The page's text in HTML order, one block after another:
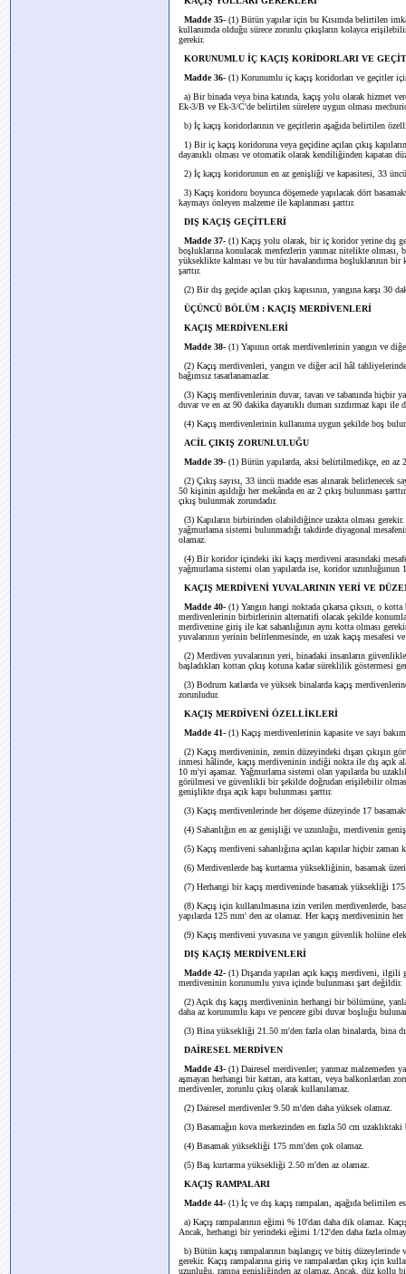
Madde 35- (1) Bütün yapılar için bu Kısımda belirtilen
kullanımda olduğu sürece zorunlu çıkışların kolayca
gerekir.
KORUNUMLU İÇ KAÇIŞ KORİDORLARI VE
Madde 36- (1) Korunumlu iç kaçış koridorları ve geçitler
a) Bir binada veya bina katında, kaçış yolu olarak hizmet
Ek-3/B ve Ek-3/C'de belirtilen sürelere uygun olması
b) İç kaçış koridorlarının ve geçitlerin aşağıda belirtilen
1) Bir iç kaçış koridoruna veya geçidine açılan çıkış
dayanıklı olması ve otomatik olarak kendiliğinden kapatan
2) İç kaçış koridorunun en az genişliği ve kapasitesi, 33
3) Kaçış koridoru boyunca döşemede yapılacak dört
kaymayı önleyen malzeme ile kaplanması şarttır.
DIŞ KAÇIŞ GEÇİTLERİ
Madde 37- (1) Kaçış yolu olarak, bir iç koridor yerine dış
boşluklarına konulacak menfezlerin yanmaz nitelikte olması,
yükseklikte kalması ve bu tür havalandırma boşluklarının
şarttır.
(2) Bir dış geçide açılan çıkış kapısının, yangına karşı 30
ÜÇÜNCÜ BÖLÜM : KAÇIŞ MERDİVENLERİ
KAÇIŞ MERDİVENLERİ
Madde 38- (1) Yapının ortak merdivenlerinin yangın ve
(2) Kaçış merdivenleri, yangın ve diğer acil hâl
bağımsız tasarlanamazlar.
(3) Kaçış merdivenlerinin duvar, tavan ve tabanında hiçbir
duvar ve en az 90 dakika dayanıklı duman sızdırmaz kapı ile
(4) Kaçış merdivenlerinin kullanıma uygun şekilde boş
ACİL ÇIKIŞ ZORUNLULUĞU
Madde 39- (1) Bütün yapılarda, aksi belirtilmedikçe, en az
(2) Çıkış sayısı, 33 üncü madde esas alınarak
50 kişinin aşıldığı her mekânda en az 2 çıkış bulunması
çıkış bulunmak zorundadır.
(3) Kapıların birbirinden olabildiğince uzakta olması
yağmurlama sistemi bulunmadığı takdirde diyagonal
olamaz.
(4) Bir koridor içindeki iki kaçış merdiveni arasındaki
yağmurlama sistemi olan yapılarda ise, koridor uzunluğunun
KAÇIŞ MERDİVENİ YUVALARININ YERİ VE
Madde 40- (1) Yangın hangi noktada çıkarsa çıksın, o kotta
merdivenlerinin birbirlerinin alternatifi olacak şekilde
merdivenine giriş ile kat sahanlığının aynı kotta olması
yuvalarının yerinin belirlenmesinde, en uzak kaçış mesafesi ve
(2) Merdiven yuvalarının yeri, binadaki insanların
başladıkları kottan çıkış kotuna kadar süreklilik göstermesi
(3) Bodrum katlarda ve yüksek binalarda kaçış
zorunludur.
KAÇIŞ MERDİVENİ ÖZELLİKLERİ
Madde 41- (1) Kaçış merdivenlerinin kapasite ve sayı
(2) Kaçış merdiveninin, zemin düzeyindeki dışarı çıkışın
inmesi hâlinde, kaçış merdiveninin indiği nokta ile dış açık
10 m'yi aşamaz. Yağmurlama sistemi olan yapılarda bu
görülmesi ve güvenlikli bir şekilde doğrudan erişilebilir
genişlikte dışa açık kapı bulunması şarttır.
(3) Kaçış merdivenlerinde her döşeme düzeyinde 17
(4) Sahanlığın en az genişliği ve uzunluğu, merdivenin
(5) Kaçış merdiveni sahanlığına açılan kapılar hiçbir
(6) Merdivenlerde baş kurtarma yüksekliğinin, basamak
(7) Herhangi bir kaçış merdiveninde basamak yüksekliği
(8) Kaçış için kullanılmasına izin verilen merdivenlerde,
yapılarda 125 mm' den az olamaz. Her kaçış merdiveninin
(9) Kaçış merdiveni yuvasına ve yangın güvenlik holüne
DIŞ KAÇIŞ MERDİVENLERİ
Madde 42- (1) Dışarıda yapılan açık kaçış merdiveni,
merdiveninin korunumlu yuva içinde bulunması şart değildir.
(2) Açık dış kaçış merdiveninin herhangi bir bölümüne,
daha az korunumlu kapı ve pencere gibi duvar boşluğu
(3) Bina yüksekliği 21.50 m'den fazla olan binalarda, bina
DAİRESEL MERDİVEN
Madde 43- (1) Dairesel merdivenler; yanmaz malzemeden
aşmayan herhangi bir kattan, ara kattan, veya balkonlardan
merdivenler, zorunlu çıkış olarak kullanılamaz.
(2) Dairesel merdivenler 9.50 m'den daha yüksek olamaz.
(3) Basamağın kova merkezinden en fazla 50 cm
(4) Basamak yüksekliği 175 mm'den çok olamaz.
(5) Baş kurtarma yüksekliği 2.50 m'den az olamaz.
KAÇIŞ RAMPALARI
Madde 44- (1) İç ve dış kaçış rampaları, aşağıda
a) Kaçış rampalarının eğimi % 10'dan daha dik olamaz.
Ancak, herhangi bir yerindeki eğimi 1/12'den daha fazla
b) Bütün kaçış rampalarının başlangıç ve bitiş
gerekir. Kaçış rampalarına giriş ve rampalardan çıkış için
uzunluğu, rampa genişliğinden az olamaz. Ancak, düz kollu